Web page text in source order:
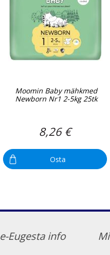
Moomin Baby mähkmed
Newborn Nr1 2-5kg 25tk
8,26 €
Osta
e-Eugesta info